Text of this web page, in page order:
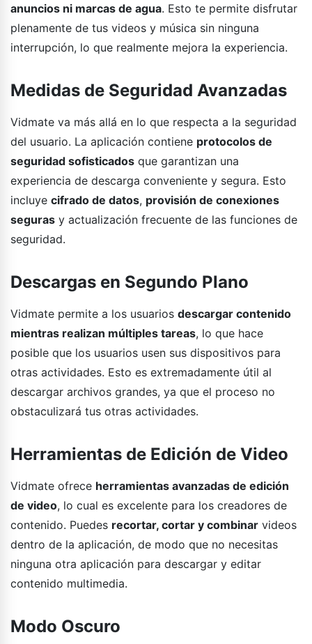
anuncios ni marcas de agua. Esto te permite disfrutar
plenamente de tus videos y música sin ninguna
interrupción, lo que realmente mejora la experiencia.
Medidas de Seguridad Avanzadas
Vidmate va más allá en lo que respecta a la seguridad
del usuario. La aplicación contiene protocolos de
seguridad sofisticados que garantizan una
experiencia de descarga conveniente y segura. Esto
incluye cifrado de datos, provisión de conexiones
seguras y actualización frecuente de las funciones de
seguridad.
Descargas en Segundo Plano
Vidmate permite a los usuarios descargar contenido
mientras realizan múltiples tareas, lo que hace
posible que los usuarios usen sus dispositivos para
otras actividades. Esto es extremadamente útil al
descargar archivos grandes, ya que el proceso no
obstaculizará tus otras actividades.
Herramientas de Edición de Video
Vidmate ofrece herramientas avanzadas de edición
de video, lo cual es excelente para los creadores de
contenido. Puedes recortar, cortar y combinar videos
dentro de la aplicación, de modo que no necesitas
ninguna otra aplicación para descargar y editar
contenido multimedia.
Modo Oscuro